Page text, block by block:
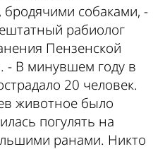
собаками, -
рабиолог
Пензенской
- В минувшем году в
20 человек.
животное было
погулять на
ранами. Никто